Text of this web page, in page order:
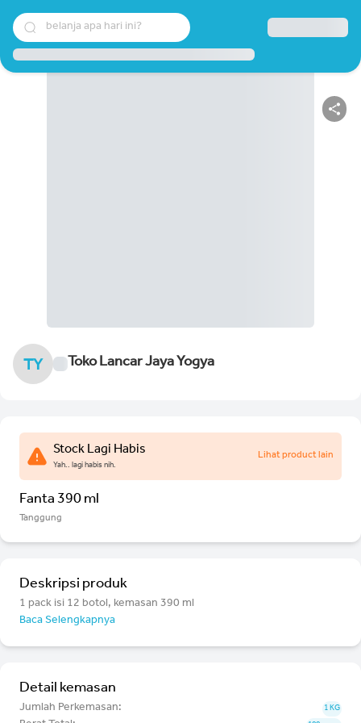
belanja apa hari ini?
TY Toko Lancar Jaya Yogya
Stock Lagi Habis
Yah.. lagi habis nih.
Lihat product lain
Fanta 390 ml
Tanggung
Deskripsi produk
1 pack isi 12 botol, kemasan 390 ml
Baca Selengkapnya
Detail kemasan
Jumlah Perkemasan: 1 KG